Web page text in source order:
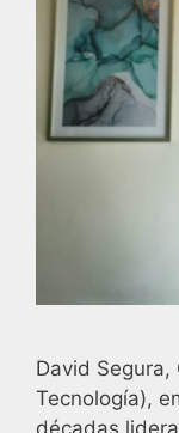
David Segura,
Tecnología),